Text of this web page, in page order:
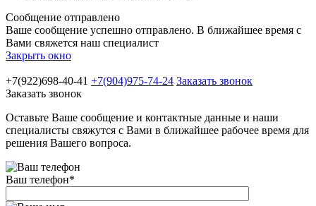
Сообщение отправлено
Ваше сообщение успешно отправлено. В ближайшее время с
Вами свяжется наш специалист
Закрыть окно
+7(922)698-40-41 +7(904)975-74-24 Заказать звонок
Заказать звонок
Оставьте Ваше сообщение и контактные данные и наши
специалисты свяжутся с Вами в ближайшее рабочее время для
решения Вашего вопроса.
Ваш телефон*